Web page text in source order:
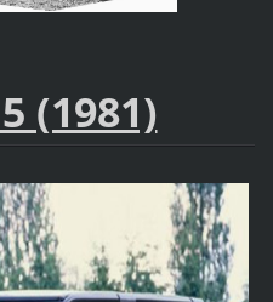
(1981)